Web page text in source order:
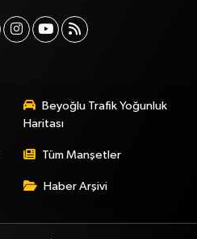
Beyoğlu Trafik Yoğunluk
Haritası
Tüm Manşetler
Haber Arşivi